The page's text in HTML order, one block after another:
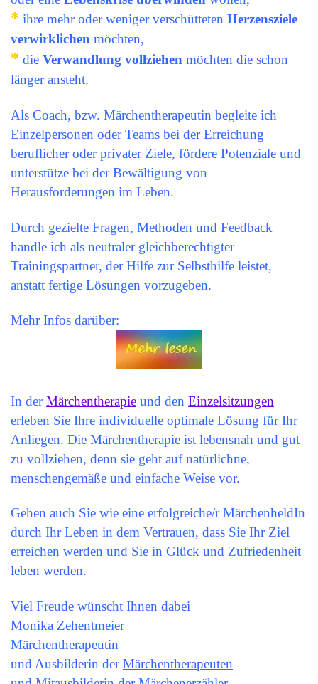
* ihre mehr oder weniger verschütteten Herzensziele
verwirklichen möchten,
* die Verwandlung vollziehen möchten die schon
länger ansteht.
Als Coach, bzw. Märchentherapeutin begleite ich
Einzelpersonen oder Teams bei der Erreichung
beruflicher oder privater Ziele, fördere Potenziale und
unterstütze bei der Bewältigung von
Herausforderungen im Leben.
Durch gezielte Fragen, Methoden und Feedback
handle ich als neutraler gleichberechtigter
Trainingspartner, der Hilfe zur Selbsthilfe leistet,
anstatt fertige Lösungen vorzugeben.
Mehr Infos darüber:
In derMärchentherapie und den Einzelsitzungen
erleben Sie Ihre individuelle optimale Lösung für Ihr
Anliegen. Die Märchentherapie ist lebensnah und gut
zu vollziehen, denn sie geht auf natürlichne,
menschengemäße und einfache Weise vor.
Gehen auch Sie wie eine erfolgreiche/r MärchenheldIn
durch Ihr Leben in dem Vertrauen, dass Sie Ihr Ziel
erreichen werden und Sie in Glück und Zufriedenheit
leben werden.
Viel Freude wünscht Ihnen dabei
Monika Zehentmeier
Märchentherapeutin
und Ausbilderin derMärchentherapeuten